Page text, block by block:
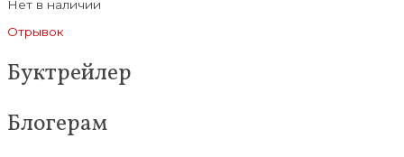
Нет в наличии
Отрывок
Буктрейлер
Блогерам